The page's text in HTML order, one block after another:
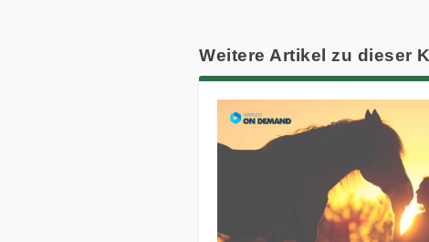
Weitere Artikel zu dieser